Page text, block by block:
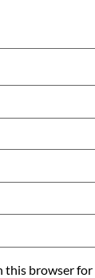
this browser